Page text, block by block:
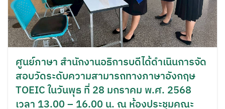
ศูนย์ภาษา สำนักงานอธิการบดีได้ดำเนินการจัด
สอบวัดระดับความสามารถทางภาษาอังกฤษ
TOEIC ในวันพุธ ที่ 28 มกราคม พ.ศ. 2568
เวลา 13.00 – 16.00 น. ณ ห้องประชุมคณะ